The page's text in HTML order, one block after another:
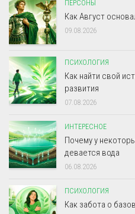
ПЕРСОНЫ
Как Август
09.08.2026
ПСИХОЛОГИЯ
Как найти свой
развития
07.08.2026
ИНТЕРЕСНОЕ
Почему у
девается вода
06.08.2026
ПСИХОЛОГИЯ
Как забота о